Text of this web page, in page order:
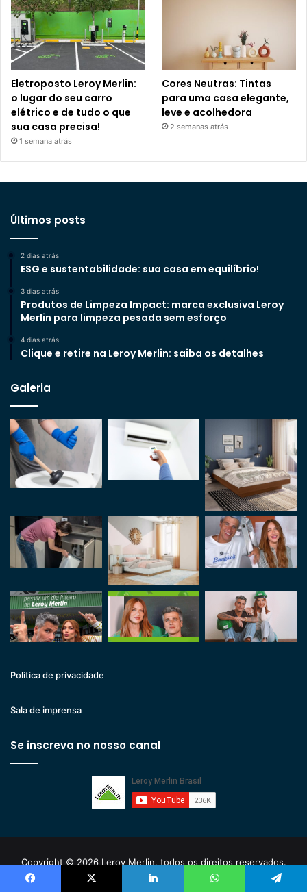
Eletroposto Leroy Merlin:
o lugar do seu carro
elétrico e de tudo o que
sua casa precisa!
1 semana atrás
Cores Neutras: Tintas
para uma casa elegante,
leve e acolhedora
2 semanas atrás
Últimos posts
2 dias atrás
ESG e sustentabilidade: sua casa em equilíbrio!
3 dias atrás
Produtos de Limpeza Impact: marca exclusiva Leroy
Merlin para limpeza pesada sem esforço
4 dias atrás
Clique e retire na Leroy Merlin: saiba os detalhes
Galeria
Politica de privacidade
Sala de imprensa
Se inscreva no nosso canal
Copyright © 2026 Leroy Merlin, todos os direitos reservados.
Leroy Merlin Cia Brasileira de Bricolagem. Inscrição estadual nº